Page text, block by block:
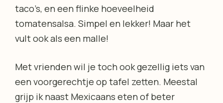
taco’s, en een flinke hoeveelheid
tomatensalsa. Simpel en lekker! Maar het
vult ook als een malle!
Met vrienden wil je toch ook gezellig iets van
een voorgerechtje op tafel zetten. Meestal
grijp ik naast Mexicaans eten of beter